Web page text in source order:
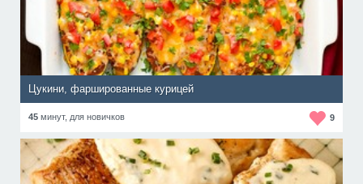
Цукини, фаршированные курицей
45 минут, для новичков 9